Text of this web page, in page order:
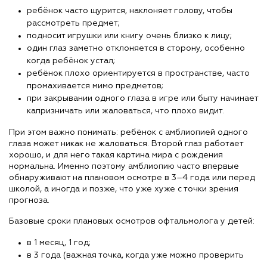
ребёнок часто щурится, наклоняет голову, чтобы
рассмотреть предмет;
подносит игрушки или книгу очень близко к лицу;
один глаз заметно отклоняется в сторону, особенно
когда ребёнок устал;
ребёнок плохо ориентируется в пространстве, часто
промахивается мимо предметов;
при закрывании одного глаза в игре или быту начинает
капризничать или жаловаться, что плохо видит.
При этом важно понимать: ребёнок с амблиопией одного
глаза может никак не жаловаться. Второй глаз работает
хорошо, и для него такая картина мира с рождения
нормальна. Именно поэтому амблиопию часто впервые
обнаруживают на плановом осмотре в 3–4 года или перед
школой, а иногда и позже, что уже хуже с точки зрения
прогноза.
Базовые сроки плановых осмотров офтальмолога у детей:
в 1 месяц, 1 год;
в 3 года (важная точка, когда уже можно проверить